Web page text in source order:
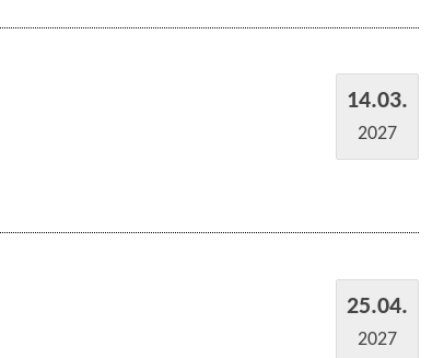
14.03.
2027
25.04.
2027